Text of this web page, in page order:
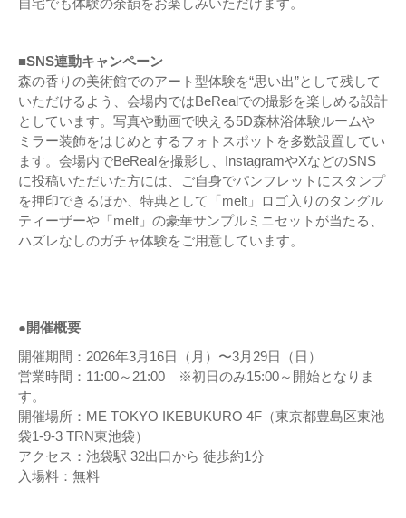
自宅でも体験の余韻をお楽しみいただけます。
■SNS連動キャンペーン
森の香りの美術館でのアート型体験を“思い出”として残して
いただけるよう、会場内ではBeRealでの撮影を楽しめる設計
としています。写真や動画で映える5D森林浴体験ルームや
ミラー装飾をはじめとするフォトスポットを多数設置してい
ます。会場内でBeRealを撮影し、InstagramやXなどのSNS
に投稿いただいた方には、ご自身でパンフレットにスタンプ
を押印できるほか、特典として「melt」ロゴ入りのタングル
ティーザーや「melt」の豪華サンプルミニセットが当たる、
ハズレなしのガチャ体験をご用意しています。
●開催概要
開催期間：2026年3月16日（月）〜3月29日（日）
営業時間：11:00～21:00 ※初日のみ15:00～開始となりま
す。
開催場所：ME TOKYO IKEBUKURO 4F（東京都豊島区東池
袋1-9-3 TRN東池袋）
アクセス：池袋駅 32出口から 徒歩約1分
入場料：無料